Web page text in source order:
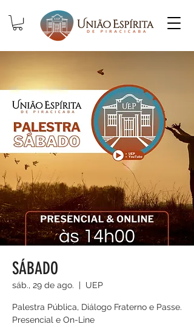
SÁBADO
sáb., 29 de ago.
  |
UEP
Palestra Pública, Diálogo Fraterno e Passe.
Presencial e On-Line